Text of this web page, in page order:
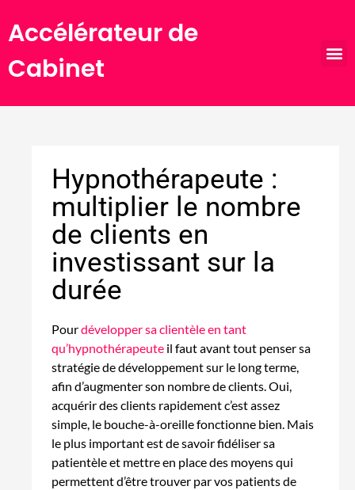
Accélérateur de
Cabinet
Hypnothérapeute :
multiplier le nombre
de clients en
investissant sur la
durée
Pourdévelopper sa clientèle en tant
qu’hypnothérapeute il faut avant tout penser sa
stratégie de développement sur le long terme,
afin d’augmenter son nombre de clients. Oui,
acquérir des clients rapidement c’est assez
simple, le bouche-à-oreille fonctionne bien. Mais
le plus important est de savoir fidéliser sa
patientèle et mettre en place des moyens qui
permettent d’être trouver par vos patients de